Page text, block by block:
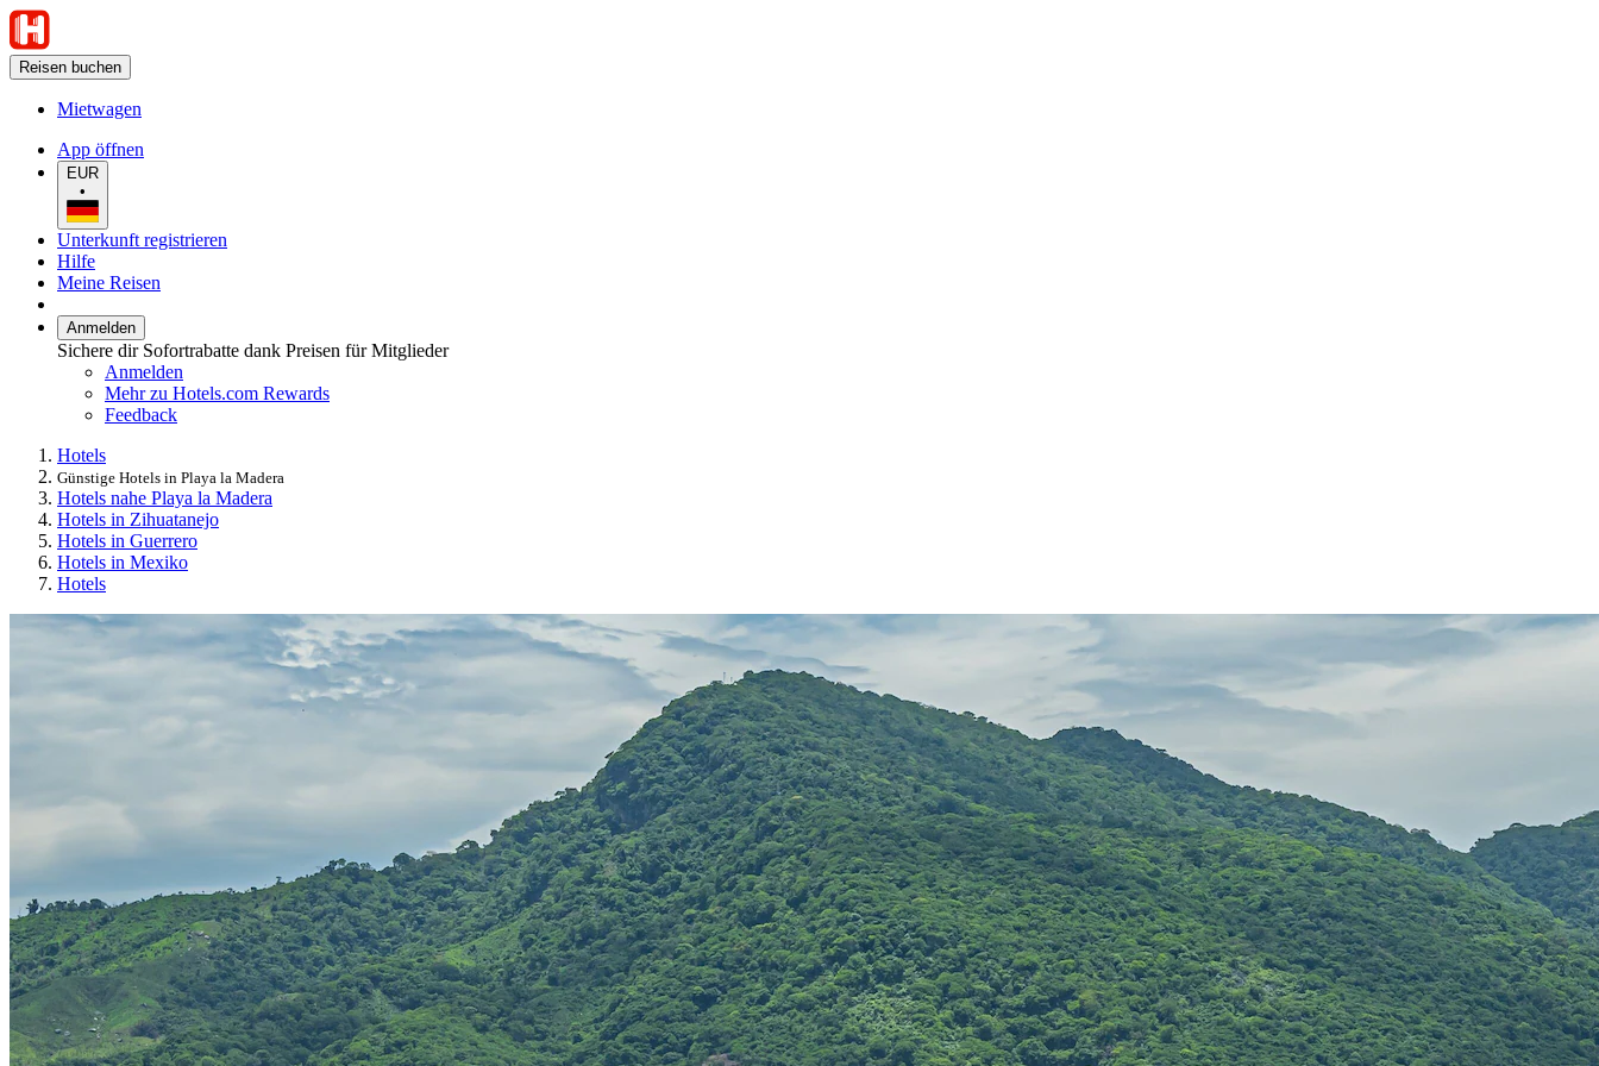
Reisen buchen
Mietwagen
App öffnen
EUR
•
Unterkunft registrieren
Hilfe
Meine Reisen
Anmelden
Sichere dir Sofortrabatte dank Preisen für Mitglieder
Anmelden
Mehr zu Hotels.com Rewards
Feedback
Hotels
Günstige Hotels in Playa la Madera
Hotels nahe Playa la Madera
Hotels in Zihuatanejo
Hotels in Guerrero
Hotels in Mexiko
Hotels